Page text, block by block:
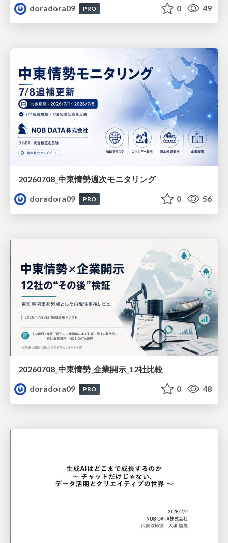
doradora09 PRO 0 49
20260708_中東情勢週次モニタリング
doradora09
PRO 0 56
20260708_中東情勢_企業開示_12社比較
doradora09
PRO 0 48